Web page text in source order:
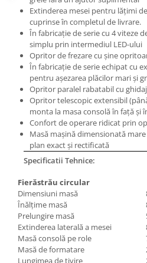
Masini electrice de filetat
Exhaustor pentru aschii metal
Masini de gaurit cu talpa
magnetica
Instalatii de spalare a pieselor
Lame de ferastrau cu varf din
carbura
Lame de ferăstrău cu acoperire
TiN
Panze de taiere cu banda verticala
Panze de taiere metal pentru
ferastraie
Roti de lustruit
Standuri pentru ferăstraie cu
bandă
Standuri pentru mașini de găurit și
frezat
Standuri pentru mașini de șlefuit
Standuri pentru strunguri metal
Unelte striere
Extinderea mesei pentru lăţimi
cuprinse în completul de livrare.
În fabricaţie de serie cu 4 viteze
simplu prin intermediul LED-ului
Opritor de frezare cu şine
În fabricaţie de serie echipat cu
pentru aşezarea plăcilor mari şi
Opritor paralel rabatabil cu
Opritor telescopic extensibil
monta la masa consolă în faţă şi
Confort de operare ridicat prin
Masă maşină dimensionată
plan exact şi rectificată
Specificatii Tehnice:
Fierăstrău circular
Dimensiuni masă
Înălţime masă
Prelungire masă
Extinderea laterală a mesei
Masă consolă pe role
Masă de formatare